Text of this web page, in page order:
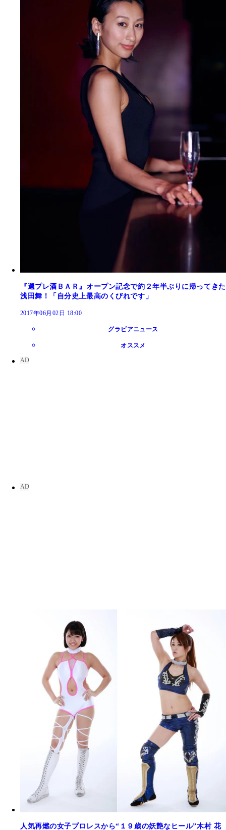
『週プレ酒ＢＡＲ』オープン記念で約２年半ぶりに帰ってきた
浅田舞！「自分史上最高のくびれです」
2017年06月02日 18:00
グラビアニュース
オススメ
人気再燃の女子プロレスから“１９歳の妖艶なヒール”木村 花